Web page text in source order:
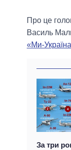
Про це
Василь
«Ми-
За три